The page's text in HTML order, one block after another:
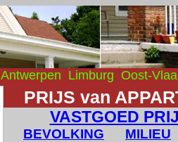
Antwerpen Limburg Oost-
PRIJS van
VASTGOED
BEVOLKING MILIEU